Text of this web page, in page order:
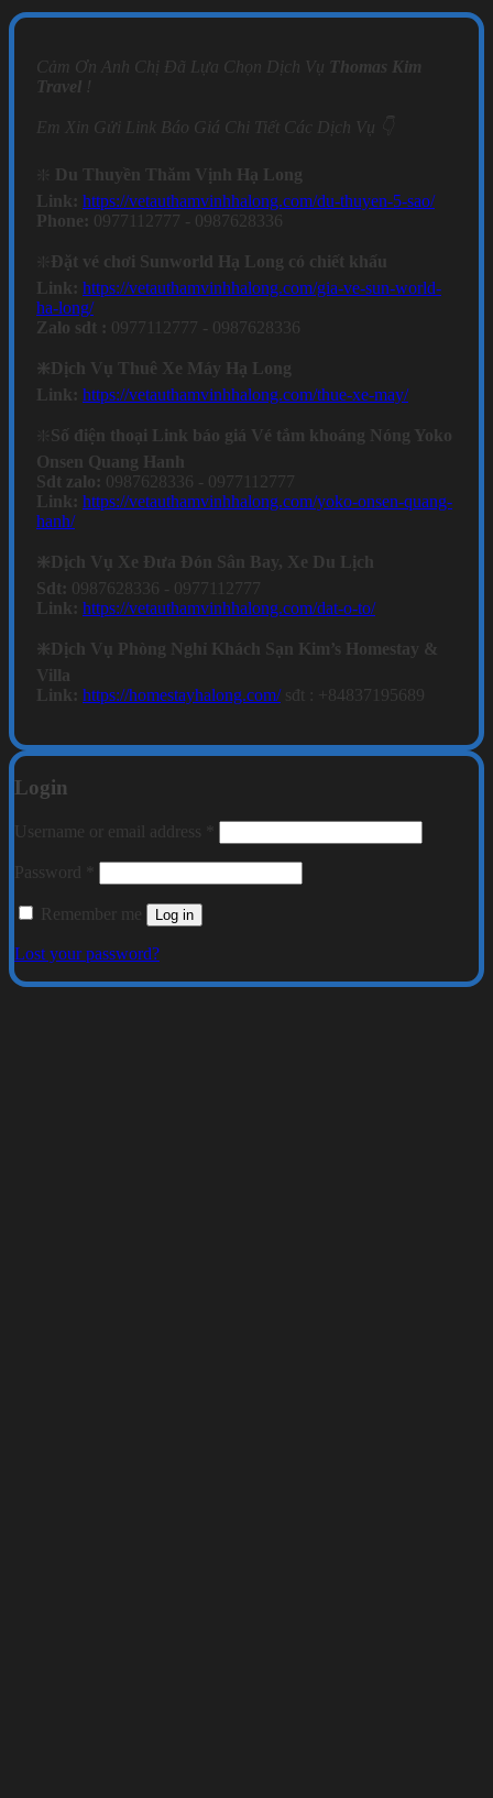
Cảm Ơn Anh Chị Đã Lựa Chọn Dịch Vụ Thomas Kim
Travel !
Em Xin Gửi Link Báo Giá Chi Tiết Các Dịch Vụ 👇
❇️
Du Thuyền Thăm Vịnh Hạ Long
Link: https://vetauthamvinhhalong.com/du-thuyen-5-sao/
Phone: 0977112777 - 0987628336
❇️ Đặt vé chơi Sunworld Hạ Long có chiết khấu
Link: https://vetauthamvinhhalong.com/gia-ve-sun-world-
ha-long/
Zalo sdt : 0977112777 - 0987628336
❇️Dịch Vụ Thuê Xe Máy Hạ Long
Link: https://vetauthamvinhhalong.com/thue-xe-may/
❇️ Số điện thoại Link báo giá Vé tắm khoáng Nóng Yoko
Onsen Quang Hanh
Sdt zalo: 0987628336 - 0977112777
Link: https://vetauthamvinhhalong.com/yoko-onsen-quang-
hanh/
❇️Dịch Vụ Xe Đưa Đón Sân Bay, Xe Du Lịch
Sdt: 0987628336 - 0977112777
Link: https://vetauthamvinhhalong.com/dat-o-to/
❇️Dịch Vụ Phòng Nghỉ Khách Sạn Kim’s Homestay &
Villa
Link: https://homestayhalong.com/sđt : +84837195689
Login
Username or email address
Password
Remember me Log in
Lost your password?